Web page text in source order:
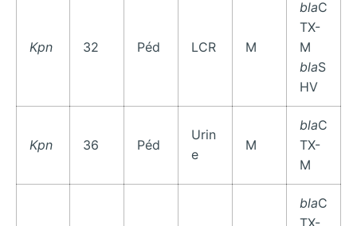
Kpn 32 Péd LCR M
blaC
TX-
M
blaS
HV
Kpn 36 Péd
Urin
e
M
blaC
TX-
M
blaC